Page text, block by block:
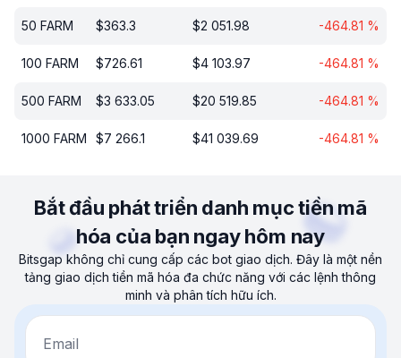
50 FARM $363.3 $2 051.98 -464.81 %
100 FARM $726.61 $4 103.97 -464.81 %
500 FARM $3 633.05 $20 519.85 -464.81 %
1000 FARM $7 266.1 $41 039.69 -464.81 %
Bắt đầu phát triển danh mục tiền mã
hóa của bạn ngay hôm nay
Bitsgap không chỉ cung cấp các bot giao dịch. Đây là một nền
tảng giao dịch tiền mã hóa đa chức năng với các lệnh thông
minh và phân tích hữu ích.
Email